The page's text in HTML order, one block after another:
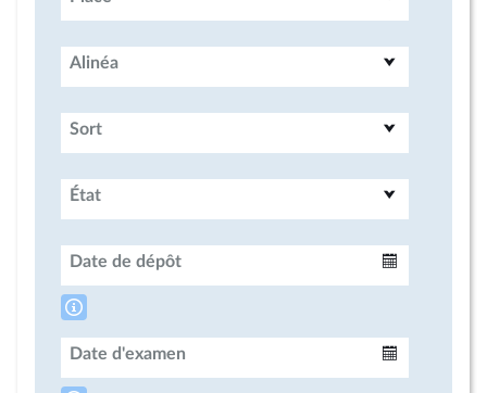
Alinéa
Sort
État
Date de dépôt
Date d'examen